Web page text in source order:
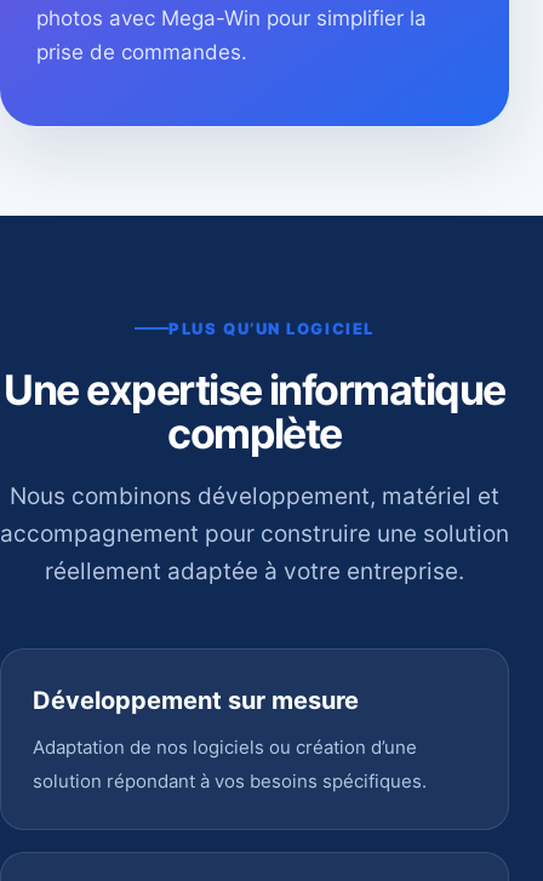
photos avec Mega-Win pour simplifier la
prise de commandes.
PLUS QU’UN LOGICIEL
Une expertise informatique
complète
Nous combinons développement, matériel et
accompagnement pour construire une solution
réellement adaptée à votre entreprise.
Développement sur mesure
Adaptation de nos logiciels ou création d’une
solution répondant à vos besoins spécifiques.